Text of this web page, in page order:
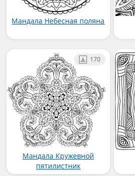
Мандала Небесная поляна
Мандала Кружевной
пятилистник
170